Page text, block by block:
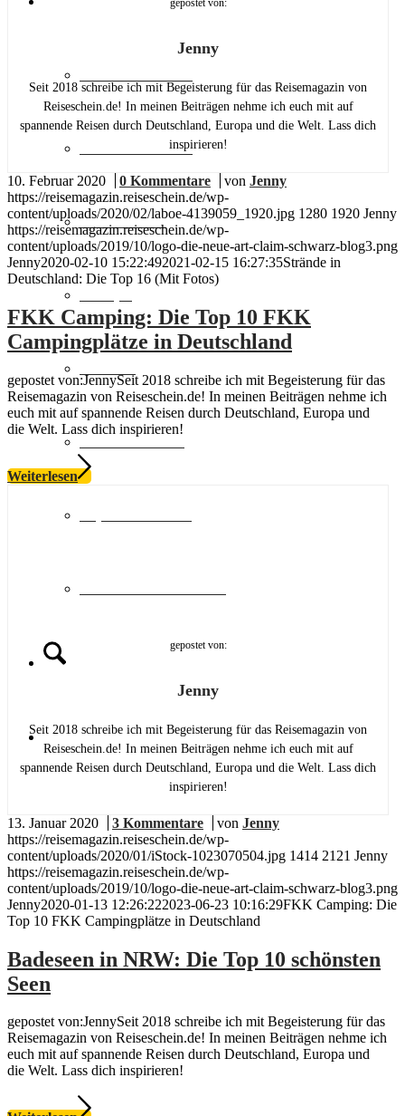
Städtereisen EU
Deutschland
Geschenkideen
Menü Menü
gepostet von:
Jenny
Seit 2018 schreibe ich mit Begeisterung für das Reisemagazin von
Reiseschein.de! In meinen Beiträgen nehme ich euch mit auf
spannende Reisen durch Deutschland, Europa und die Welt. Lass dich
inspirieren!
10. Februar 2020 0 Kommentare von Jenny
https://reisemagazin.reiseschein.de/wp-
content/uploads/2020/02/laboe-4139059_1920.jpg 1280 1920 Jenny
https://reisemagazin.reiseschein.de/wp-
content/uploads/2019/10/logo-die-neue-art-claim-schwarz-blog3.png
Jenny2020-02-10 15:22:492021-02-15 16:27:35Strände in
Deutschland: Die Top 16 (Mit Fotos)
FKK Camping: Die Top 10 FKK
Campingplätze in Deutschland
gepostet von:JennySeit 2018 schreibe ich mit Begeisterung für das
Reisemagazin von Reiseschein.de! In meinen Beiträgen nehme ich
euch mit auf spannende Reisen durch Deutschland, Europa und
die Welt. Lass dich inspirieren!
Weiterlesen
gepostet von:
Jenny
Seit 2018 schreibe ich mit Begeisterung für das Reisemagazin von
Reiseschein.de! In meinen Beiträgen nehme ich euch mit auf
spannende Reisen durch Deutschland, Europa und die Welt. Lass dich
inspirieren!
13. Januar 2020 3 Kommentare von Jenny
https://reisemagazin.reiseschein.de/wp-
content/uploads/2020/01/iStock-1023070504.jpg 1414 2121 Jenny
https://reisemagazin.reiseschein.de/wp-
content/uploads/2019/10/logo-die-neue-art-claim-schwarz-blog3.png
Jenny2020-01-13 12:26:222023-06-23 10:16:29FKK Camping: Die
Top 10 FKK Campingplätze in Deutschland
Badeseen in NRW: Die Top 10 schönsten
Seen
gepostet von:JennySeit 2018 schreibe ich mit Begeisterung für das
Reisemagazin von Reiseschein.de! In meinen Beiträgen nehme ich
euch mit auf spannende Reisen durch Deutschland, Europa und
die Welt. Lass dich inspirieren!